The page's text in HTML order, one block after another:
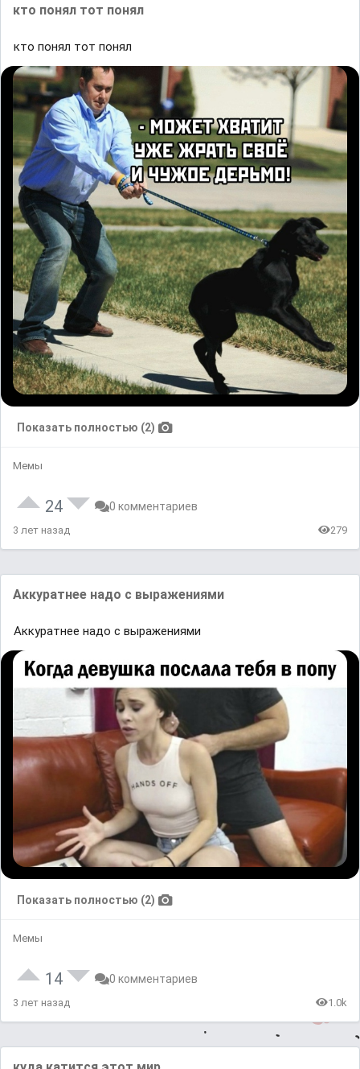
кто понял тот понял
кто понял тот понял
Показать полностью (2)
Мемы
24 0 комментариев
3 лет назад 279
Аккуратнее надо с выражениями
Аккуратнее надо с выражениями
Показать полностью (2)
Мемы
14 0 комментариев
3 лет назад 1.0k